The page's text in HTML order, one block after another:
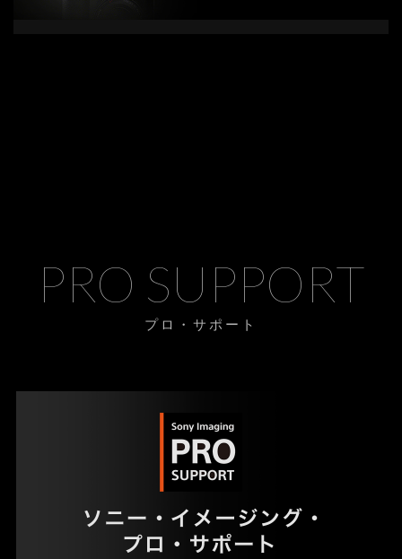
PRO SUPPORT
プロ・サポート